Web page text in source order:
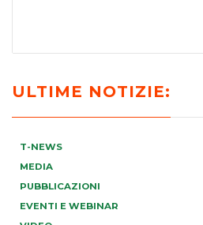
ULTIME NOTIZIE:
T-NEWS
MEDIA
PUBBLICAZIONI
EVENTI E WEBINAR